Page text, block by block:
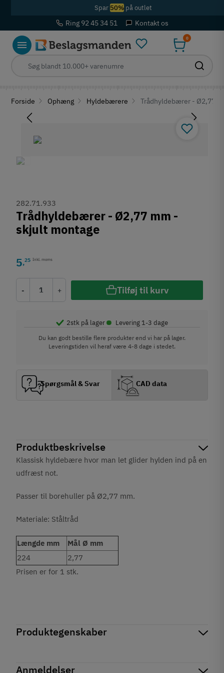
Spar 50%på outlet
Ring 92 45 34 51 Kontakt os
0
Forside Ophæng Hyldebærere Trådhyldebærer - Ø2,77
Produktbeskrivelse
Klassisk hyldebære hvor man let glider hylden ind på en
udfræst not.
Passer til borehuller på Ø2,77 mm.
Materiale: Ståltråd
Længde mm
Mål Ø mm
224
2,77
Prisen er for 1 stk.
Produktegenskaber
Anmeldelser
282.71.933
Trådhyldebærer - Ø2,77 mm -
skjult montage
5,25 Inkl. moms
- + Tilføj til kurv
2stk på lager• Levering 1-3 dage
Du kan godt bestille flere produkter end vi har på lager.
Leveringstiden vil heraf være 4-8 dage i stedet.
Spørgsmål & Svar CAD data